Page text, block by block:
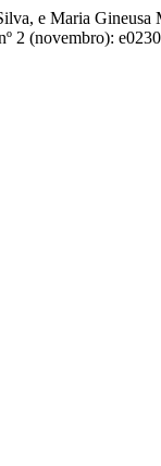
e Maria
2 (novembro):